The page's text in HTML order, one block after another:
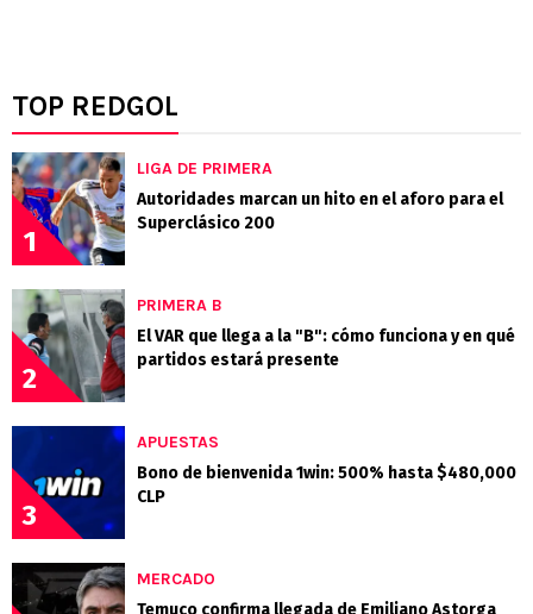
TOP REDGOL
1
LIGA DE PRIMERA
Autoridades marcan un hito en el aforo para el
Superclásico 200
2
PRIMERA B
El VAR que llega a la "B": cómo funciona y en qué
partidos estará presente
3
APUESTAS
Bono de bienvenida 1win: 500% hasta $480,000
CLP
MERCADO
Temuco confirma llegada de Emiliano Astorga